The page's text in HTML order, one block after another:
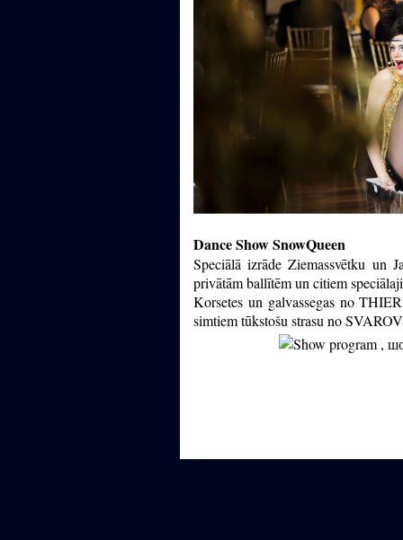
Dance Show SnowQueen
Speciālā izrāde Ziemassvētku un
privātām ballītēm un citiem
Korsetes un galvassegas no
simtiem tūkstošu strasu no